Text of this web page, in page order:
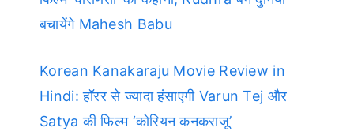
बचायेंगे Mahesh Babu
Korean Kanakaraju Movie Review in
Hindi: हॉरर से ज्यादा हंसाएगी Varun Tej और
Satya की फिल्म ‘कोरियन कनकराजू’